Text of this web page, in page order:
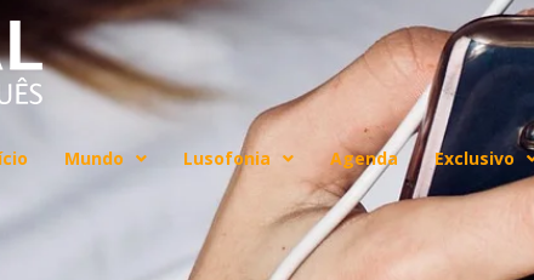
Mundo Lusofonia Agenda Exclusivo